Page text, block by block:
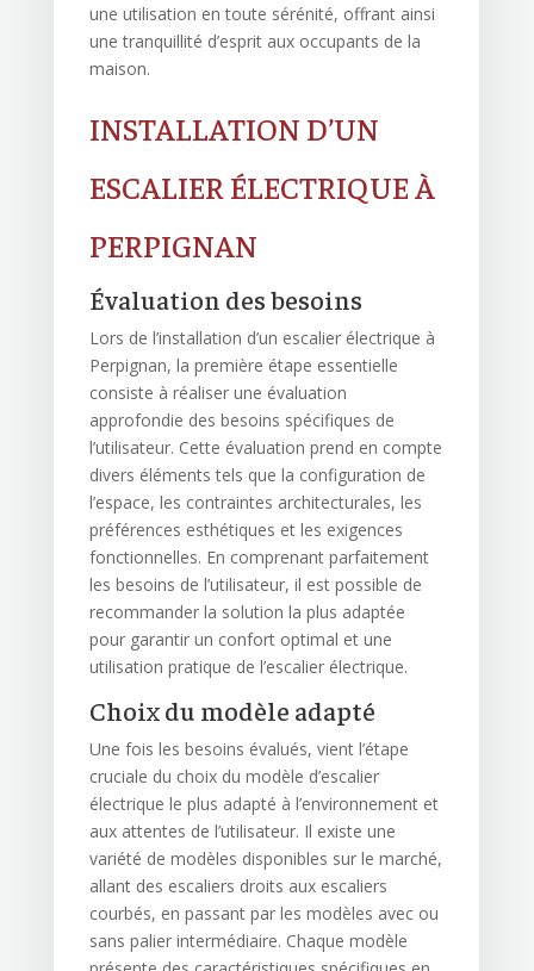
une utilisation en toute sérénité, offrant ainsi
une tranquillité d’esprit aux occupants de la
maison.
INSTALLATION D’UN
ESCALIER ÉLECTRIQUE À
PERPIGNAN
Évaluation des besoins
Lors de l’installation d’un escalier électrique à
Perpignan, la première étape essentielle
consiste à réaliser une évaluation
approfondie des besoins spécifiques de
l’utilisateur. Cette évaluation prend en compte
divers éléments tels que la configuration de
l’espace, les contraintes architecturales, les
préférences esthétiques et les exigences
fonctionnelles. En comprenant parfaitement
les besoins de l’utilisateur, il est possible de
recommander la solution la plus adaptée
pour garantir un confort optimal et une
utilisation pratique de l’escalier électrique.
Choix du modèle adapté
Une fois les besoins évalués, vient l’étape
cruciale du choix du modèle d’escalier
électrique le plus adapté à l’environnement et
aux attentes de l’utilisateur. Il existe une
variété de modèles disponibles sur le marché,
allant des escaliers droits aux escaliers
courbés, en passant par les modèles avec ou
sans palier intermédiaire. Chaque modèle